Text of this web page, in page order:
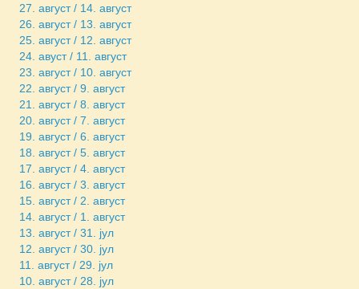
27. август / 14. август
26. август / 13. август
25. август / 12. август
24. авуст / 11. август
23. август / 10. август
22. август / 9. август
21. август / 8. август
20. август / 7. август
19. август / 6. август
18. август / 5. август
17. август / 4. август
16. август / 3. август
15. август / 2. август
14. август / 1. август
13. август / 31. јул
12. август / 30. јул
11. август / 29. јул
10. август / 28. јул